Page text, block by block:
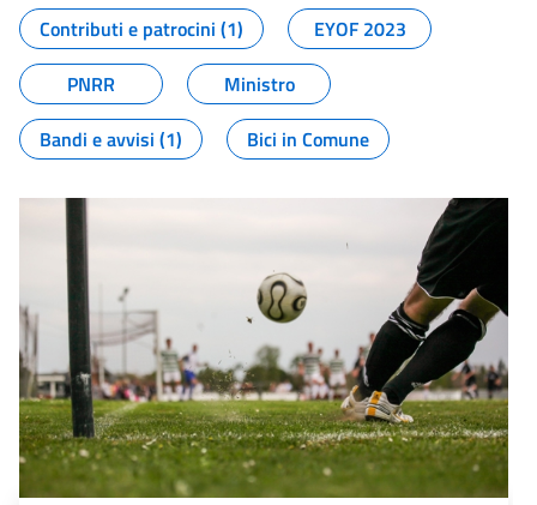
Contributi e patrocini (1)
EYOF 2023
PNRR
Ministro
Bandi e avvisi (1)
Bici in Comune